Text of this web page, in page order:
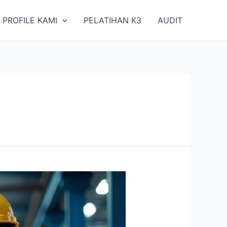
PROFILE KAMI PELATIHAN K3 AUDIT